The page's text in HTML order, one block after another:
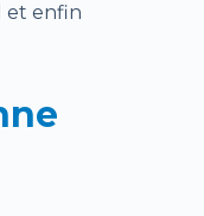
et enfin